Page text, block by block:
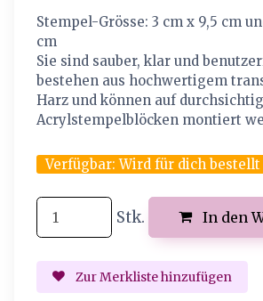
Stempel-Grösse: 3 cm x 9,5 cm
cm
Sie sind sauber, klar und
bestehen aus hochwertigem
Harz und können auf
Acrylstempelblöcken montiert
Verfügbar:Wird für dich bestellt
Stk. In den
Zur Merkliste hinzufügen